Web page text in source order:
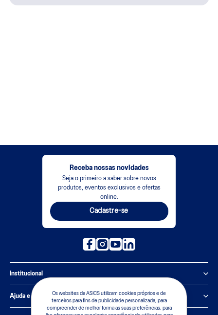
Os websites da ASICS utilizam cookies próprios e de
terceiros para fins de publicidade personalizada, para
compreender de melhor forma as suas preferências, para
Receba nossas novidades
Seja o primeiro a saber sobre novos
produtos, eventos exclusivos e ofertas
online.
Cadastre-se
Institucional
Política de Privacidade
Sobre a ASICS
Ajuda e suporte